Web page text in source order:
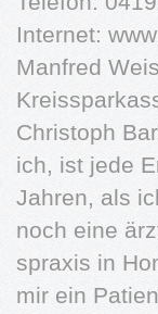
Internet:
Manfred
Christoph
ich, ist jede
Jahren, als
noch eine
spraxis in
mir ein